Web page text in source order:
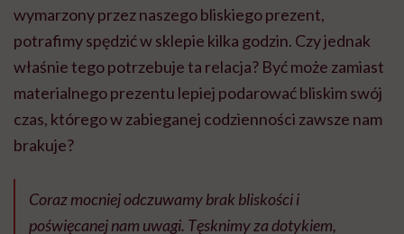
wymarzony przez naszego bliskiego prezent,
potrafimy spędzić w sklepie kilka godzin. Czy jednak
właśnie tego potrzebuje ta relacja? Być może zamiast
materialnego prezentu lepiej podarować bliskim swój
czas, którego w zabieganej codzienności zawsze nam
brakuje?
Coraz mocniej odczuwamy brak bliskości i
poświęcanej nam uwagi. Tęsknimy za dotykiem,